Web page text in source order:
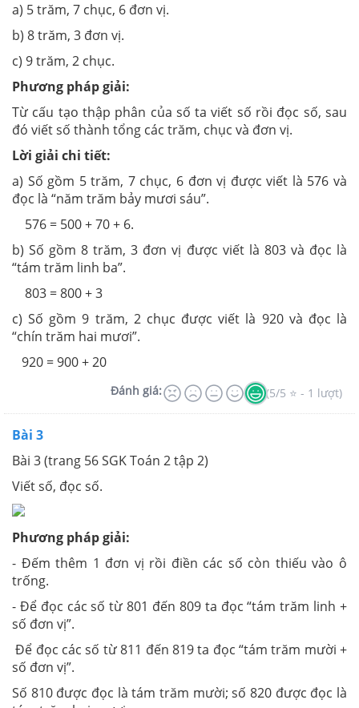
a) 5 trăm, 7 chục, 6 đơn vị.
b) 8 trăm, 3 đơn vị.
c) 9 trăm, 2 chục.
Phương pháp giải:
Từ cấu tạo thập phân của số ta viết số rồi đọc số, sau
đó viết số thành tổng các trăm, chục và đơn vị.
Lời giải chi tiết:
a) Số gồm 5 trăm, 7 chục, 6 đơn vị được viết là 576 và
đọc là “năm trăm bảy mươi sáu”.
576 = 500 + 70 + 6.
b) Số gồm 8 trăm, 3 đơn vị được viết là 803 và đọc là
“tám trăm linh ba”.
803 = 800 + 3
c) Số gồm 9 trăm, 2 chục được viết là 920 và đọc là
“chín trăm hai mươi”.
920 = 900 + 20
Đánh giá: (5/5 ⭐ - 1 lượt)
Bài 3
Bài 3 (trang 56 SGK Toán 2 tập 2)
Viết số, đọc số.
Phương pháp giải:
- Đếm thêm 1 đơn vị rồi điền các số còn thiếu vào ô
trống.
- Để đọc các số từ 801 đến 809 ta đọc “tám trăm linh +
số đơn vị”.
Để đọc các số từ 811 đến 819 ta đọc “tám trăm mười +
số đơn vị”.
Số 810 được đọc là tám trăm mười; số 820 được đọc là